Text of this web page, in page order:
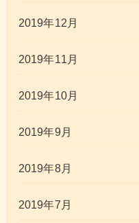
2019年12月
2019年11月
2019年10月
2019年9月
2019年8月
2019年7月